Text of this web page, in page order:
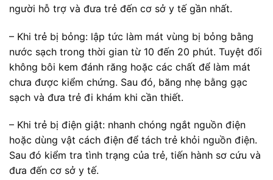
người hỗ trợ và đưa trẻ đến cơ sở y tế gần nhất.
– Khi trẻ bị bỏng: lập tức làm mát vùng bị bỏng bằng
nước sạch trong thời gian từ 10 đến 20 phút. Tuyệt đối
không bôi kem đánh răng hoặc các chất để làm mát
chưa được kiểm chứng. Sau đó, băng nhẹ bằng gạc
sạch và đưa trẻ đi khám khi cần thiết.
– Khi trẻ bị điện giật: nhanh chóng ngắt nguồn điện
hoặc dùng vật cách điện để tách trẻ khỏi nguồn điện.
Sau đó kiểm tra tình trạng của trẻ, tiến hành sơ cứu và
đưa đến cơ sở y tế.